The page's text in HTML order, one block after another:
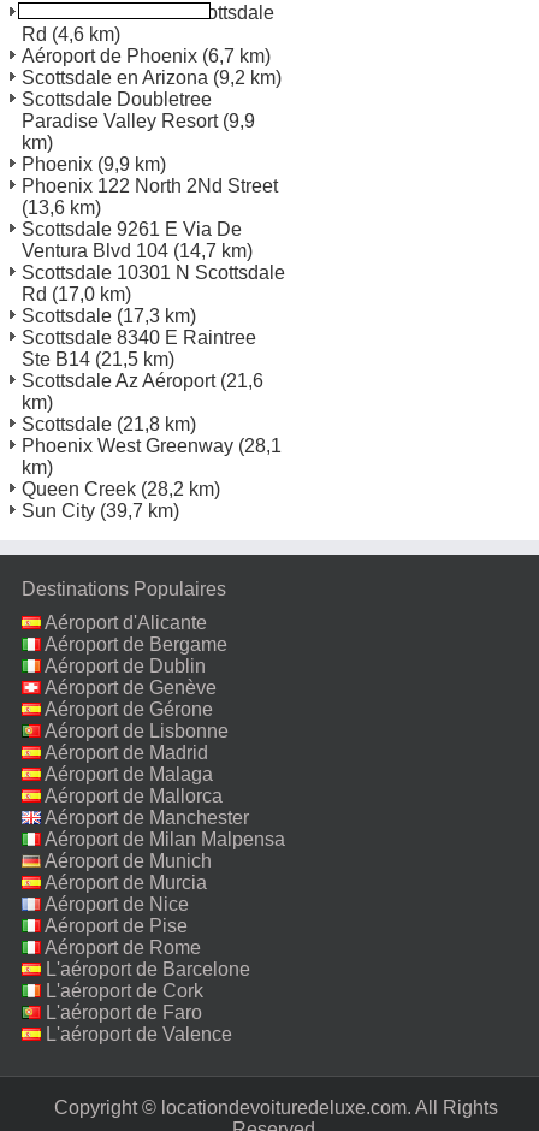
Scottsdale 1815 N Scottsdale
Rd (4,6 km)
Aéroport de Phoenix (6,7 km)
Scottsdale en Arizona (9,2 km)
Scottsdale Doubletree
Paradise Valley Resort(9,9
km)
Phoenix (9,9 km)
Phoenix 122 North 2Nd Street
(13,6 km)
Scottsdale 9261 E Via De
Ventura Blvd 104 (14,7 km)
Scottsdale 10301 N Scottsdale
Rd (17,0 km)
Scottsdale (17,3 km)
Scottsdale 8340 E Raintree
Ste B14 (21,5 km)
Scottsdale Az Aéroport(21,6
km)
Scottsdale (21,8 km)
Phoenix West Greenway (28,1
km)
Queen Creek (28,2 km)
Sun City (39,7 km)
Destinations Populaires
Aéroport d'Alicante
Aéroport de Bergame
Aéroport de Dublin
Aéroport de Genève
Aéroport de Gérone
Aéroport de Lisbonne
Aéroport de Madrid
Aéroport de Malaga
Aéroport de Mallorca
Aéroport de Manchester
Aéroport de Milan Malpensa
Aéroport de Munich
Aéroport de Murcia
Aéroport de Nice
Aéroport de Pise
Aéroport de Rome
Fiumicino
L'aéroport de Barcelone
L'aéroport de Cork
L'aéroport de Faro
L'aéroport de Valence
Copyright © locationdevoituredeluxe.com. All Rights